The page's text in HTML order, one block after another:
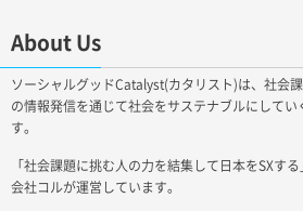
About Us
ソーシャルグッドCatalyst(カタリスト)は、社会
の情報発信を通じて社会をサステナブルにして
す。
「社会課題に挑む人の力を結集して日本をSXす
会社コルが運営しています。